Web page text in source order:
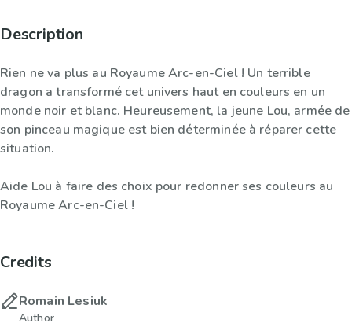
Description
Rien ne va plus au Royaume Arc-en-Ciel ! Un terrible
dragon a transformé cet univers haut en couleurs en un
monde noir et blanc. Heureusement, la jeune Lou, armée de
son pinceau magique est bien déterminée à réparer cette
situation.
Aide Lou à faire des choix pour redonner ses couleurs au
Royaume Arc-en-Ciel !
Credits
Romain Lesiuk
Author